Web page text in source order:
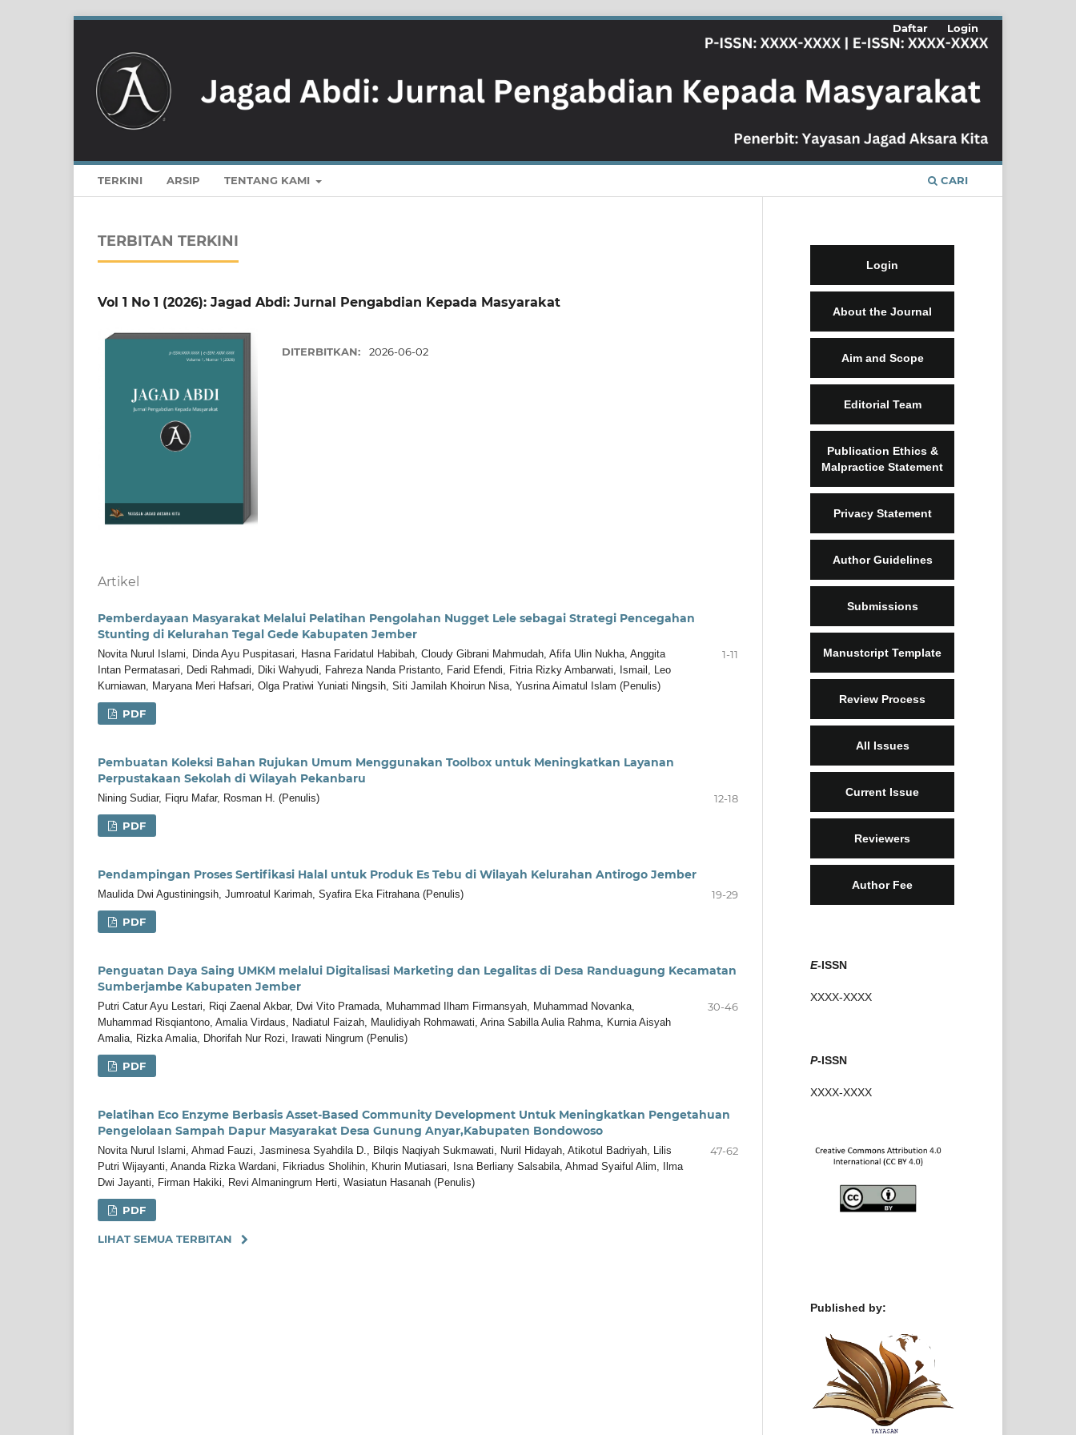
TERKINI ARSIP TENTANG KAMI CARI
Daftar Login
TERBITAN TERKINI
Vol 1 No 1 (2026): Jagad Abdi: Jurnal Pengabdian Kepada Masyarakat
DITERBITKAN: 2026-06-02
Artikel
Pemberdayaan Masyarakat Melalui Pelatihan Pengolahan Nugget Lele sebagai Strategi Pencegahan
Stunting di Kelurahan Tegal Gede Kabupaten Jember
Novita Nurul Islami, Dinda Ayu Puspitasari, Hasna Faridatul Habibah, Cloudy Gibrani Mahmudah, Afifa Ulin Nukha, Anggita
Intan Permatasari, Dedi Rahmadi, Diki Wahyudi, Fahreza Nanda Pristanto, Farid Efendi, Fitria Rizky Ambarwati, Ismail, Leo
Kurniawan, Maryana Meri Hafsari, Olga Pratiwi Yuniati Ningsih, Siti Jamilah Khoirun Nisa, Yusrina Aimatul Islam (Penulis)
1-11
PDF
Pembuatan Koleksi Bahan Rujukan Umum Menggunakan Toolbox untuk Meningkatkan Layanan
Perpustakaan Sekolah di Wilayah Pekanbaru
Nining Sudiar, Fiqru Mafar, Rosman H. (Penulis) 12-18
PDF
Pendampingan Proses Sertifikasi Halal untuk Produk Es Tebu di Wilayah Kelurahan Antirogo Jember
Maulida Dwi Agustiningsih, Jumroatul Karimah, Syafira Eka Fitrahana (Penulis) 19-29
PDF
Penguatan Daya Saing UMKM melalui Digitalisasi Marketing dan Legalitas di Desa Randuagung Kecamatan
Sumberjambe Kabupaten Jember
Putri Catur Ayu Lestari, Riqi Zaenal Akbar, Dwi Vito Pramada, Muhammad Ilham Firmansyah, Muhammad Novanka,
Muhammad Risqiantono, Amalia Virdaus, Nadiatul Faizah, Maulidiyah Rohmawati, Arina Sabilla Aulia Rahma, Kurnia Aisyah
Amalia, Rizka Amalia, Dhorifah Nur Rozi, Irawati Ningrum (Penulis)
30-46
PDF
Pelatihan Eco Enzyme Berbasis Asset-Based Community Development Untuk Meningkatkan Pengetahuan
Pengelolaan Sampah Dapur Masyarakat Desa Gunung Anyar,Kabupaten Bondowoso
Novita Nurul Islami, Ahmad Fauzi, Jasminesa Syahdila D., Bilqis Naqiyah Sukmawati, Nuril Hidayah, Atikotul Badriyah, Lilis
Putri Wijayanti, Ananda Rizka Wardani, Fikriadus Sholihin, Khurin Mutiasari, Isna Berliany Salsabila, Ahmad Syaiful Alim, Ilma
Dwi Jayanti, Firman Hakiki, Revi Almaningrum Herti, Wasiatun Hasanah (Penulis)
47-62
PDF
LIHAT SEMUA TERBITAN
Login
About the Journal
Aim and Scope
Editorial Team
Publication Ethics &
Malpractice Statement
Privacy Statement
Author Guidelines
Submissions
Manustcript Template
Review Process
All Issues
Current Issue
Reviewers
Author Fee
E-ISSN
XXXX-XXXX
P-ISSN
XXXX-XXXX
Published by: